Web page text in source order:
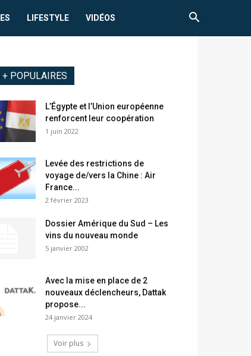
LIFESTYLE VIDÉOS
+ POPULAIRES
L’Égypte et l’Union européenne
renforcent leur coopération
1 juin 2022
Levée des restrictions de
voyage de/vers la Chine : Air
France...
2 février 2023
Dossier Amérique du Sud – Les
vins du nouveau monde
5 janvier 2002
Avec la mise en place de 2
nouveaux déclencheurs, Dattak
propose...
24 janvier 2024
Voir plus